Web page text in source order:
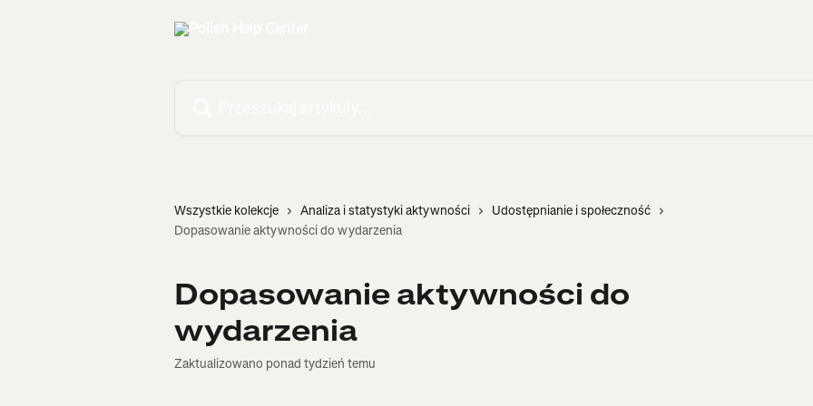
Wszystkie kolekcje Analiza i statystyki aktywności
Udostępnianie i społeczność
Dopasowanie aktywności do wydarzenia
Dopasowanie aktywności do
wydarzenia
Zaktualizowano ponad tydzień temu